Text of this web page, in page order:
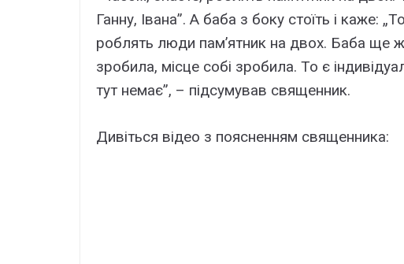
Ганну, Івана”. А баба з боку стоїть і
роблять люди пам’ятник на двох. Баба ще
зробила, місце собі зробила. То є
тут немає”, – підсумував священник.
Дивіться відео з поясненням священника: